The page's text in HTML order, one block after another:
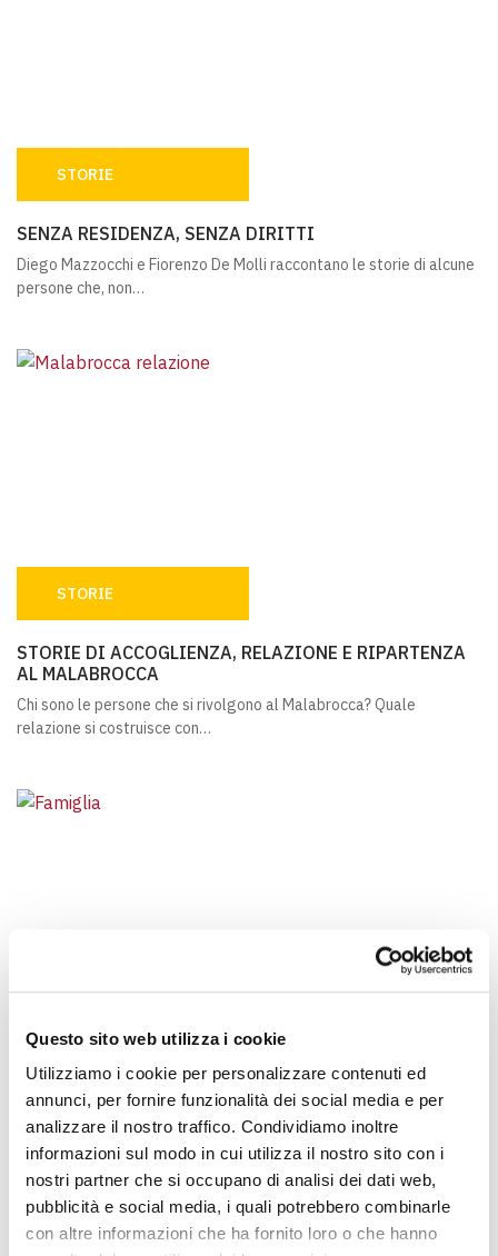
Questo sito web utilizza i cookie
Utilizziamo i cookie per personalizzare contenuti ed
annunci, per fornire funzionalità dei social media e per
analizzare il nostro traffico. Condividiamo inoltre
informazioni sul modo in cui utilizza il nostro sito con i
nostri partner che si occupano di analisi dei dati web,
pubblicità e social media, i quali potrebbero combinarle
con altre informazioni che ha fornito loro o che hanno
STORIE
SENZA RESIDENZA, SENZA DIRITTI
Diego Mazzocchi e Fiorenzo De Molli raccontano le storie di alcune
persone che, non…
STORIE
STORIE DI ACCOGLIENZA, RELAZIONE E RIPARTENZA
AL MALABROCCA
Chi sono le persone che si rivolgono al Malabrocca? Quale
relazione si costruisce con…
STORIA DI UNA FAMIGLIA DIVISA, CHE DOPO DUE ANNI
STORIE
STORIA DI UNA FAMIGLIA DIVISA, CHE DOPO DUE
ANNI SI È RITROVATA
Graciela e Javier sono scappati dal Perù con il figlio più
piccolo Santiago, lasciando il più…
2 3 »